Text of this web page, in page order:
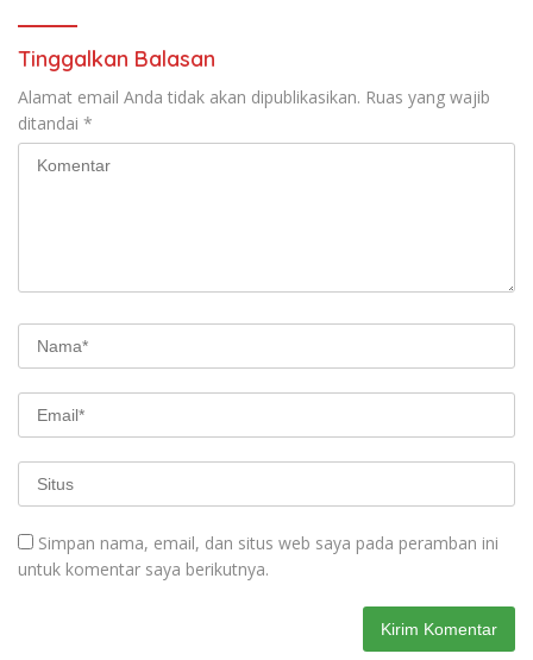
Tinggalkan Balasan
Alamat email Anda tidak akan dipublikasikan. Ruas yang wajib
ditandai *
Simpan nama, email, dan situs web saya pada peramban ini
untuk komentar saya berikutnya.